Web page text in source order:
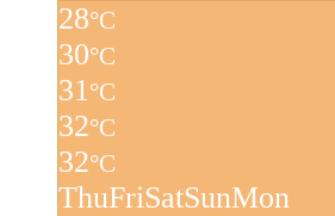
28°C
30°C
31°C
32°C
32°C
ThuFriSatSunMon